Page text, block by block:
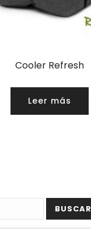
Cooler Refresh
Leer más
BUSCAR